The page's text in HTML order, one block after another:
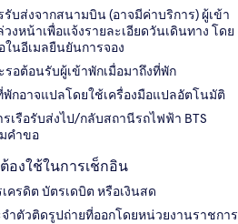
บส่งจากสนามบิน (อาจมีค่าบริการ) ผู้เข้า
งหน้าเพื่อแจ้งรายละเอียดวันเดินทาง โดย
นอีเมลยืนยันการจอง
อต้อนรับผู้เข้าพักเมื่อมาถึงที่พัก
กอาจแปลโดยใช้เครื่องมือแปลอัตโนมัติ
เรือรับส่งไป/กลับสถานีรถไฟฟ้า BTS
คำขอ
งใช้ในการเช็กอิน
ครดิต บัตรเดบิต หรือเงินสด
ำตัวติดรูปถ่ายที่ออกโดยหน่วยงานราชการ